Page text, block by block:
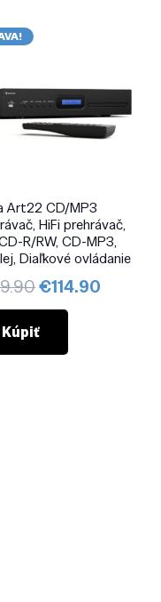
Art22 CD/MP3
HiFi prehrávač,
R/RW, CD-MP3,
Diaľkové ovládanie
Pôvodná
cena
bola:
€159.90.
€114.90
Kúpiť